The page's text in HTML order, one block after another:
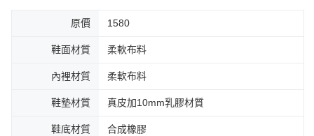
原價 1580
鞋面材質 柔軟布料
內裡材質 柔軟布料
鞋墊材質 真皮加10mm乳膠材質
鞋底材質 合成橡膠